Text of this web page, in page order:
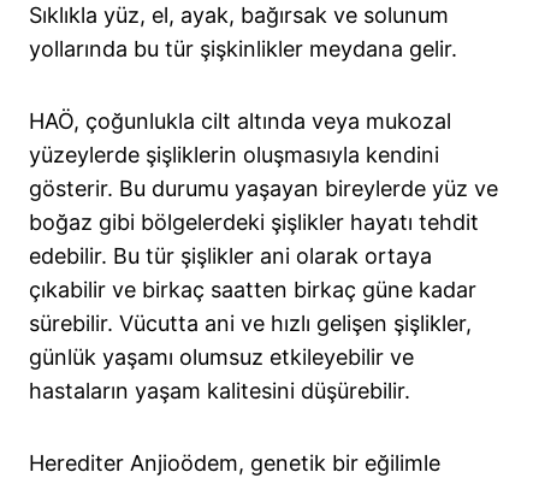
Sıklıkla yüz, el, ayak, bağırsak ve solunum
yollarında bu tür şişkinlikler meydana gelir.
HAÖ, çoğunlukla cilt altında veya mukozal
yüzeylerde şişliklerin oluşmasıyla kendini
gösterir. Bu durumu yaşayan bireylerde yüz ve
boğaz gibi bölgelerdeki şişlikler hayatı tehdit
edebilir. Bu tür şişlikler ani olarak ortaya
çıkabilir ve birkaç saatten birkaç güne kadar
sürebilir. Vücutta ani ve hızlı gelişen şişlikler,
günlük yaşamı olumsuz etkileyebilir ve
hastaların yaşam kalitesini düşürebilir.
Herediter Anjioödem, genetik bir eğilimle